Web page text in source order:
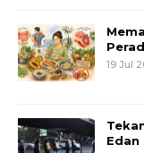
19 Jul
Edan